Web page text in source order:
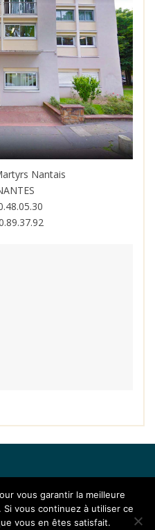
Nantais
vous garantir la meilleure
vous continuez à utiliser ce
vous en êtes satisfait.